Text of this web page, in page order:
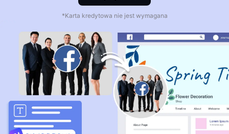
*Karta kredytowa nie jest wymagana